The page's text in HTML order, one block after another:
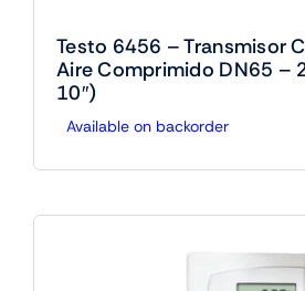
Testo 6456 – Transmisor
Aire Comprimido DN65 –
10″)
Available on backorder